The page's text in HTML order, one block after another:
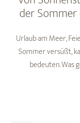
der
Urlaub am Meer,
Sommer versüßt,
bedeuten. Was